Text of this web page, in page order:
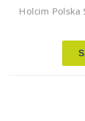
Holcim Polska